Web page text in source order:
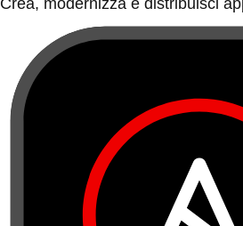
Crea, modernizza e distribuisci